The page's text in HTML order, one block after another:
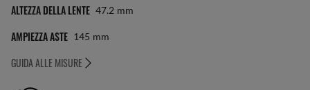
ALTEZZA DELLA LENTE 47.2 Mm
AMPIEZZA ASTE 145 Mm
GUIDA ALLE MISURE